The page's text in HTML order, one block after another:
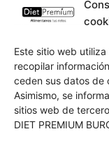
Este sitio web
recopilar
ceden sus datos de
Asimismo, se
sitios web de
DIET PREMIUM